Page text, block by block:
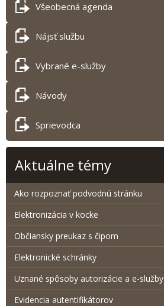
Všeobecná agenda
Nájsť službu
Vybrané e-služby
Návody
Sprievodca
Aktuálne témy
Ako rozpoznať podvodnú stránku
Elektronizácia v kocke
Občiansky preukaz s čipom
Elektronické schránky
Uznané spôsoby autorizácie a e-služby
Evidencia autentifikátorov